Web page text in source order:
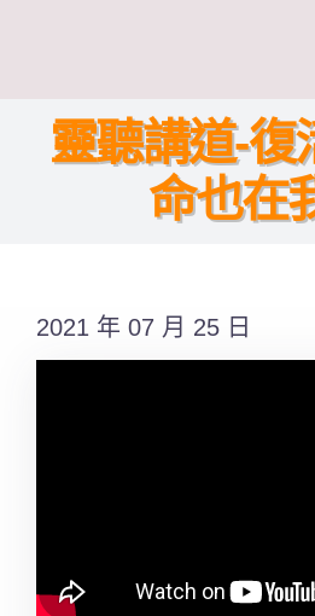
靈聽講道-復
命也在
2021 年 07 月 25 日